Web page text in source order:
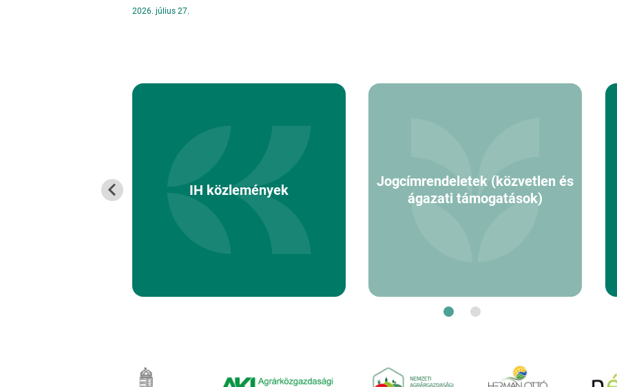
2026. július 27.
IH közlemények
Jogcímrendeletek (közvetlen és
ágazati támogatások)